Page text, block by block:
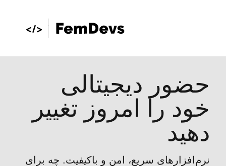
حضور دیجیتالی
خود را امروز تغییر
دهید
نرم‌افزارهای سریع، امن و باکیفیت. چه برای